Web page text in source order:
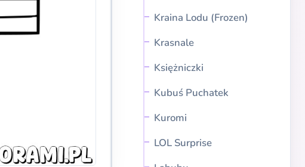
Kraina Lodu (Frozen)
Krasnale
Księżniczki
Kubuś Puchatek
Kuromi
LOL Surprise